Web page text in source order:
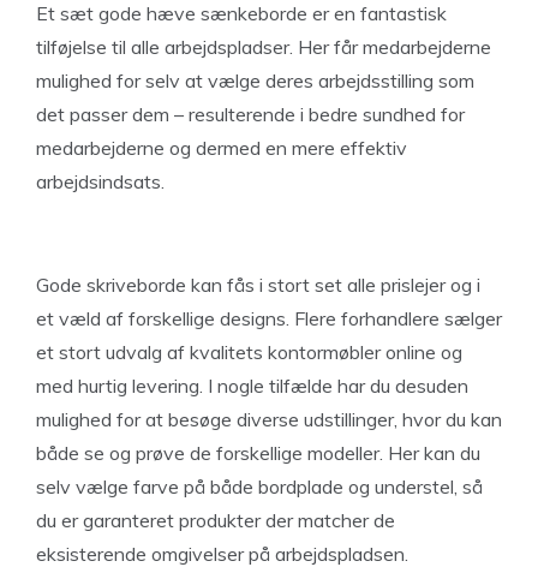
Et sæt gode hæve sænkeborde er en fantastisk
tilføjelse til alle arbejdspladser. Her får medarbejderne
mulighed for selv at vælge deres arbejdsstilling som
det passer dem – resulterende i bedre sundhed for
medarbejderne og dermed en mere effektiv
arbejdsindsats.
Gode skriveborde kan fås i stort set alle prislejer og i
et væld af forskellige designs. Flere forhandlere sælger
et stort udvalg af kvalitets kontormøbler online og
med hurtig levering. I nogle tilfælde har du desuden
mulighed for at besøge diverse udstillinger, hvor du kan
både se og prøve de forskellige modeller. Her kan du
selv vælge farve på både bordplade og understel, så
du er garanteret produkter der matcher de
eksisterende omgivelser på arbejdspladsen.